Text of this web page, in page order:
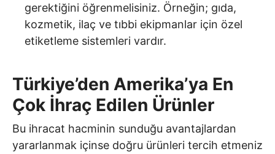
gerektiğini öğrenmelisiniz. Örneğin; gıda,
kozmetik, ilaç ve tıbbi ekipmanlar için özel
etiketleme sistemleri vardır.
Türkiye’den Amerika’ya En
Çok İhraç Edilen Ürünler
Bu ihracat hacminin sunduğu avantajlardan
yararlanmak içinse doğru ürünleri tercih etmeniz